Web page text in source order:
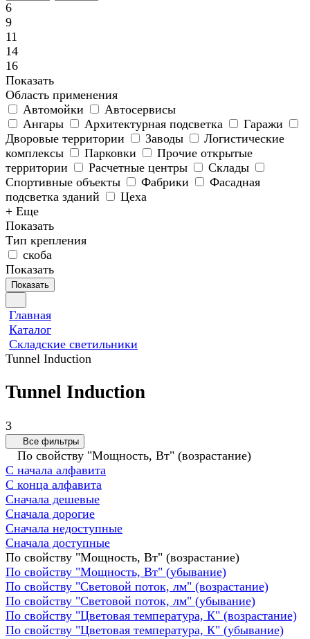
6
9
11
14
16
Показать
Область применения
Автомойки
Автосервисы
Ангары
Архитектурная подсветка
Гаражи
Дворовые территории
Заводы
Логистические
комплексы
Парковки
Прочие открытые
территории
Расчетные центры
Склады
Спортивные объекты
Фабрики
Фасадная
подсветка зданий
Цеха
+ Еще
Показать
Тип крепления
скоба
Показать
Показать
Главная
Каталог
Складские светильники
Tunnel Induction
Tunnel Induction
3
Все фильтры
По свойству "Мощность, Вт" (возрастание)
С начала алфавита
С конца алфавита
Сначала дешевые
Сначала дорогие
Сначала недоступные
Сначала доступные
По свойству "Мощность, Вт" (возрастание)
По свойству "Мощность, Вт" (убывание)
По свойству "Световой поток, лм" (возрастание)
По свойству "Световой поток, лм" (убывание)
По свойству "Цветовая температура, К" (возрастание)
По свойству "Цветовая температура, К" (убывание)